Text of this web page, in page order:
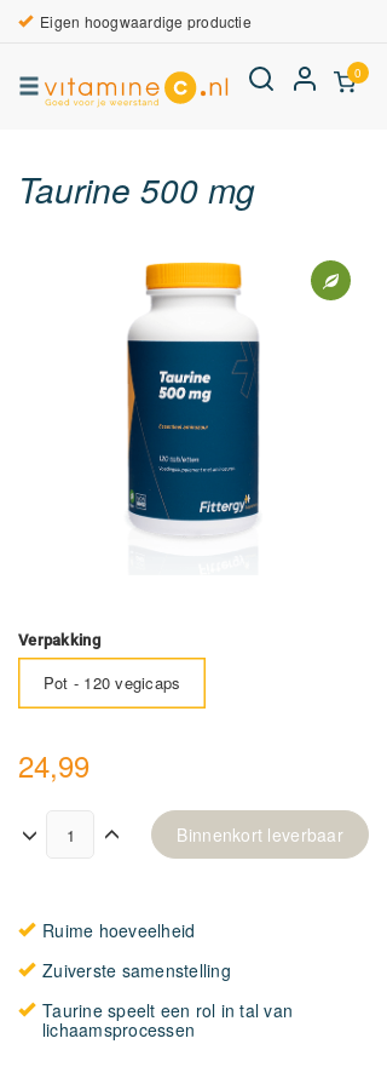
Eigen hoogwaardige productie
0
Taurine 500 mg
Verpakking
Pot - 120 vegicaps
24,99
Binnenkort leverbaar
Ruime hoeveelheid
Zuiverste samenstelling
Taurine speelt een rol in tal van
lichaamsprocessen